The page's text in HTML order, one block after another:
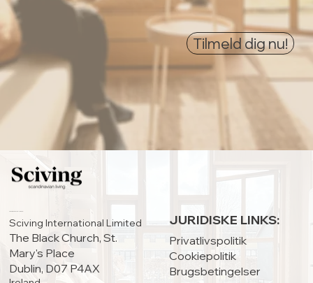
Tilmeld dig nu!
HOVEDKONTOR:
Sciving International Limited
The Black Church, St.
Mary's Place
Dublin, D07 P4AX
JURIDISKE LINKS:
Privatlivspolitik
Cookiepolitik
Brugsbetingelser